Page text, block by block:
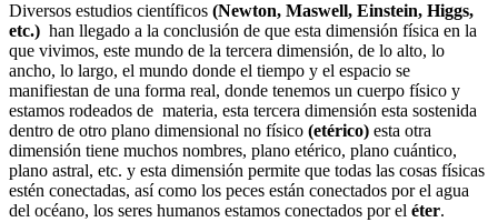
Diversos estudios científicos (Newton, Maswell, Einstein, Higgs,
etc.) han llegado a la conclusión de que esta dimensión física en la
que vivimos, este mundo de la tercera dimensión, de lo alto, lo
ancho, lo largo, el mundo donde el tiempo y el espacio se
manifiestan de una forma real, donde tenemos un cuerpo físico y
estamos rodeados de materia, esta tercera dimensión esta sostenida
dentro de otro plano dimensional no físico (etérico) esta otra
dimensión tiene muchos nombres, plano etérico, plano cuántico,
plano astral, etc. y esta dimensión permite que todas las cosas físicas
estén conectadas, así como los peces están conectados por el agua
del océano, los seres humanos estamos conectados por el éter.